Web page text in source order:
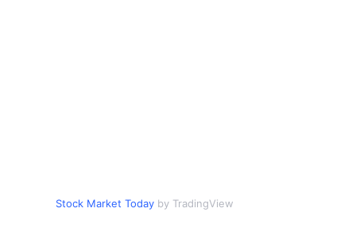
Stock Market Today by TradingView